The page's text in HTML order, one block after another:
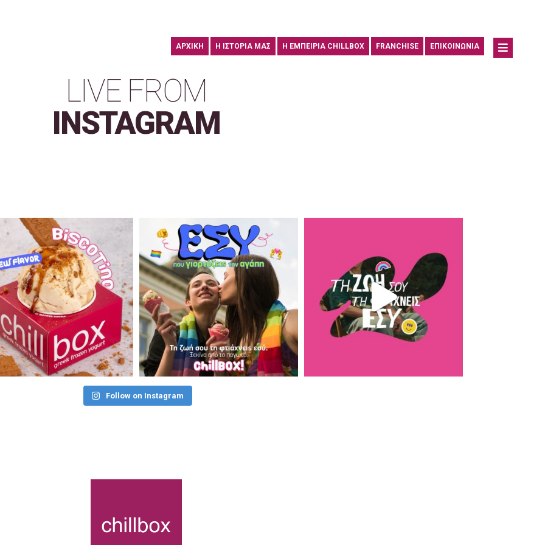
ΑΡΧΙΚΗ Η ΙΣΤΟΡΙΑ ΜΑΣ Η ΕΜΠΕΙΡΙΑ CHILLBOX FRANCHISE ΕΠΙΚΟΙΝΩΝΙΑ
LIVE FROM
INSTAGRAM
Follow on Instagram